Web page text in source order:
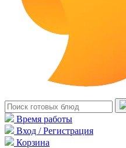
Время работы
Вход / Регистрация
Корзина